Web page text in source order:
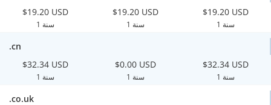
$19.20 USD
1 سنة
$19.20 USD
1 سنة
$19.20 USD
1 سنة
.cn
$32.34 USD
1 سنة
$0.00 USD
1 سنة
$32.34 USD
1 سنة
.co.uk